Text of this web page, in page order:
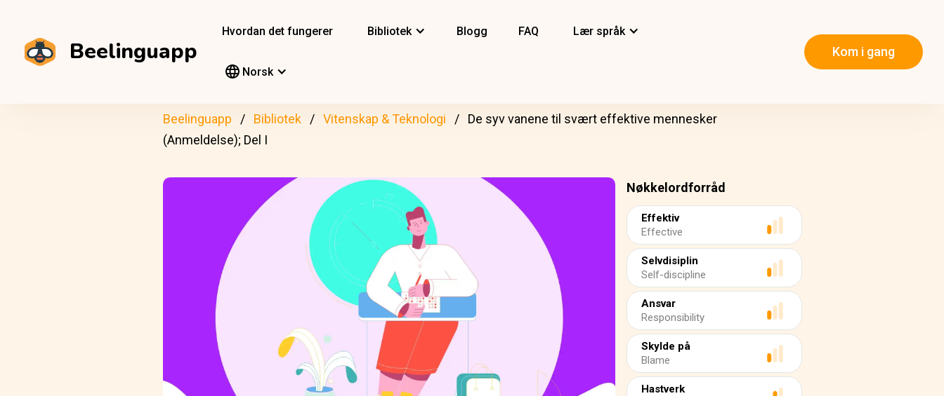
Beelinguapp
Hvordan det fungerer Bibliotek Blogg FAQ Lær språk
Norsk
Kom i gang
Beelinguapp Bibliotek Vitenskap & Teknologi
De syv vanene til svært effektive mennesker
(Anmeldelse); Del I
Nøkkelordforråd
Effektiv
Effective
Selvdisiplin
Self-discipline
Ansvar
Responsibility
Skylde på
Blame
Hastverk